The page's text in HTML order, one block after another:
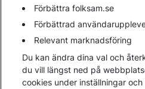
Webbkarta
Cookies
Hantera cookies
Personuppgifter GDPR
Tillgänglighetsredogörelse
Om penningtvättslagen
Förbättra folksam.se
Förbättrad
Relevant marknadsföring
Du kan ändra dina val och
du vill längst ned på
cookies under inställningar och